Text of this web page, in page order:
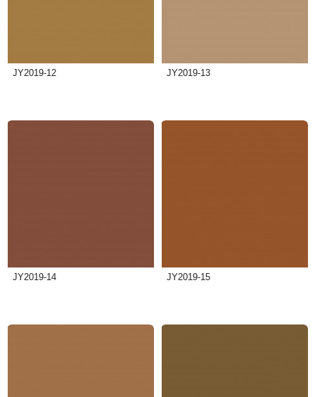
JY2019-12 JY2019-13
JY2019-14 JY2019-15